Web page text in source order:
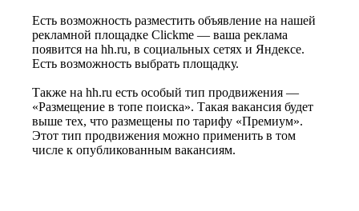
Есть возможность разместить объявление на нашей
рекламной площадке Clickme — ваша реклама
появится на hh.ru, в социальных сетях и Яндексе.
Есть возможность выбрать площадку.
Также на hh.ru есть особый тип продвижения —
«Размещение в топе поиска». Такая вакансия будет
выше тех, что размещены по тарифу «Премиум».
Этот тип продвижения можно применить в том
числе к опубликованным вакансиям.